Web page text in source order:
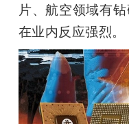
片、航空领域有
在业内反应强烈。